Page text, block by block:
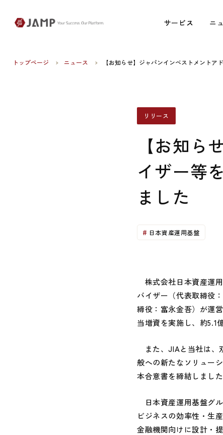
サービス
サービス ニ
ニ
トップページ ニュース 【お知らせ】ジャパンインベストメント
リリース
【お知
イザー等
ました
日本資産運用基盤
株式会社日本資産運
バイザー（代表取締役
締役：富永金吾）が運
当増資を実施し、約5.1
また、JIAと当社は、
般への新たなソリュー
本合意書を締結しました
日本資産運用基盤グ
ビジネスの効率性・生
金融機関向けに設計・